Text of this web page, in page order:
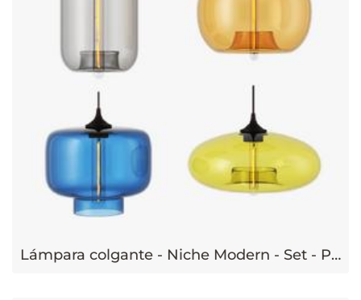
Lámpara colgante - Niche Modern - Set - Pod, Oculo, Stamen, Aurora